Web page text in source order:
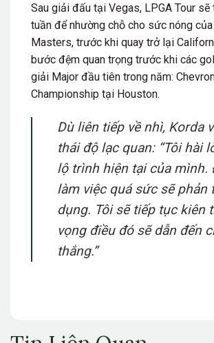
Sau giải đấu tại Vegas, LPGA Tour
tuần để nhường chỗ cho sức nóng
Masters, trước khi quay trở lại
bước đệm quan trọng trước khi các
giải Major đầu tiên trong năm:
Championship tại Houston.
Dù liên tiếp về nhì, Korda
thái độ lạc quan: “Tôi hài
lộ trình hiện tại của mình.
làm việc quá sức sẽ phản
dụng. Tôi sẽ tiếp tục kiên
vọng điều đó sẽ dẫn đến
thắng.”